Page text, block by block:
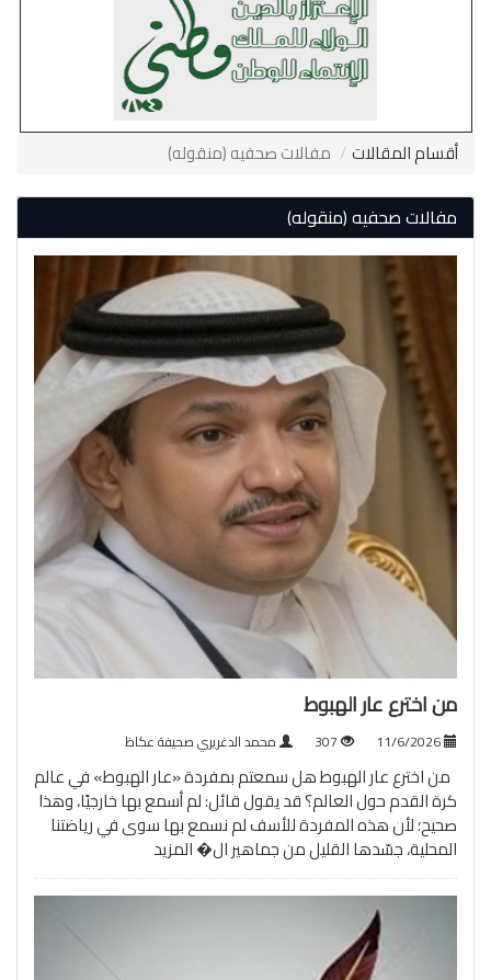
أقسام المقالات مفالات صحفيه (منقوله)
مفالات صحفيه (منقوله)
من اخترع عار الهبوط
307 محمد الدغريري صحيفة عكاظ
من اخترع عار الهبوط هل سمعتم بمفردة «عار الهبوط» في عالم
كرة القدم حول العالم؟ قد يقول قائل: لم أسمع بها خارجيًا، وهذا
صحيح؛ لأن هذه المفردة للأسف لم نسمع بها سوى في رياضتنا
المحلية، جسّدها القليل من جماهير ال�المزيد